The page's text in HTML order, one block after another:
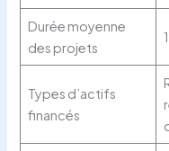
Durée moyenne
des projets
Types d’actifs
financés